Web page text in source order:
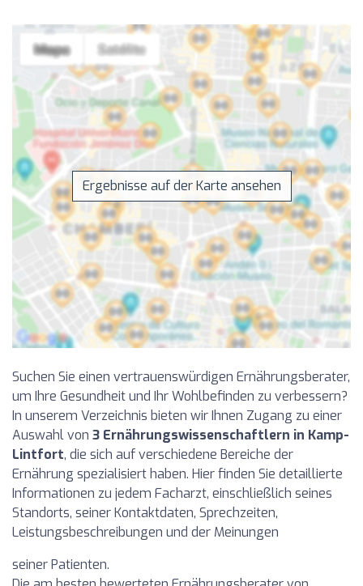
Ergebnisse auf der Karte ansehen
Suchen Sie einen vertrauenswürdigen Ernährungsberater,
um Ihre Gesundheit und Ihr Wohlbefinden zu verbessern?
In unserem Verzeichnis bieten wir Ihnen Zugang zu einer
Auswahl von 3 Ernährungswissenschaftlern in Kamp-
Lintfort, die sich auf verschiedene Bereiche der
Ernährung spezialisiert haben. Hier finden Sie detaillierte
Informationen zu jedem Facharzt, einschließlich seines
Standorts, seiner Kontaktdaten, Sprechzeiten,
Leistungsbeschreibungen und der Meinungen
seiner Patienten.